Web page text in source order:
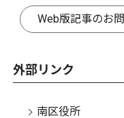
Web版記事のお
外部リンク
南区役所